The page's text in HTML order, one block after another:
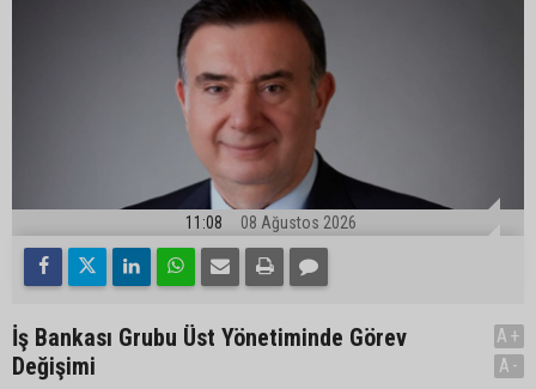
11:08 08 Ağustos 2026
İş Bankası Grubu Üst Yönetiminde Görev
Değişimi
A+
A-